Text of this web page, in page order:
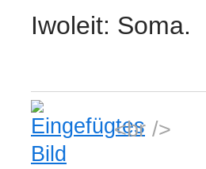
Iwoleit: Soma.
<br />